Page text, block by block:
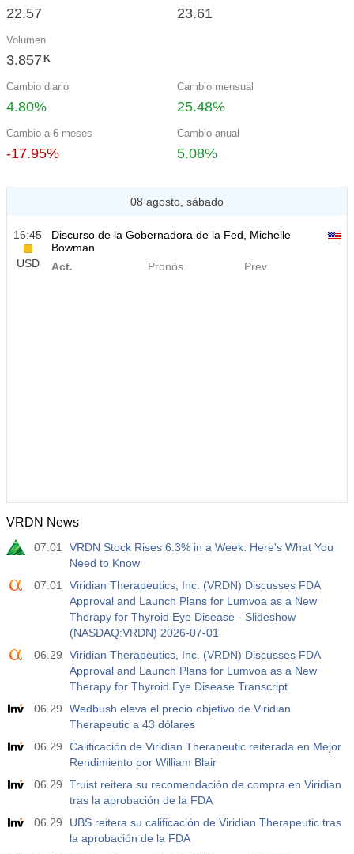
22.57 23.61
Volumen
3.857 K
Cambio diario
4.80%
Cambio mensual
25.48%
Cambio a 6 meses
-17.95%
Cambio anual
5.08%
08 agosto, sábado
16:45
USD
Discurso de la Gobernadora de la Fed, Michelle
Bowman
Act.
Pronós. Prev.
VRDN News
07.01
VRDN Stock Rises 6.3% in a Week: Here's What You
Need to Know
07.01
Viridian Therapeutics, Inc. (VRDN) Discusses FDA
Approval and Launch Plans for Lumvoa as a New
Therapy for Thyroid Eye Disease - Slideshow
(NASDAQ:VRDN) 2026-07-01
06.29
Viridian Therapeutics, Inc. (VRDN) Discusses FDA
Approval and Launch Plans for Lumvoa as a New
Therapy for Thyroid Eye Disease Transcript
06.29
Wedbush eleva el precio objetivo de Viridian
Therapeutic a 43 dólares
06.29
Calificación de Viridian Therapeutic reiterada en Mejor
Rendimiento por William Blair
06.29
Truist reitera su recomendación de compra en Viridian
tras la aprobación de la FDA
06.29
UBS reitera su calificación de Viridian Therapeutic tras
la aprobación de la FDA